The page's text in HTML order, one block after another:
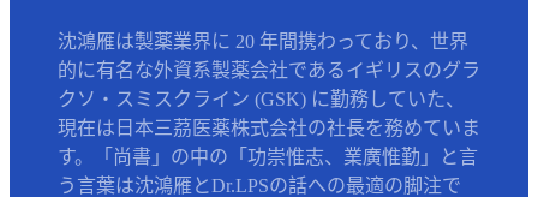
沈鴻雁は製薬業界に 20 年間携わっており、世界
的に有名な外資系製薬会社であるイギリスのグラ
クソ・スミスクライン (GSK) に勤務していた、
現在は日本三茘医薬株式会社の社長を務めていま
す。「尚書」の中の「功崇惟志、業廣惟勤」と言
う言葉は沈鴻雁とDr.LPSの話への最適の脚注で